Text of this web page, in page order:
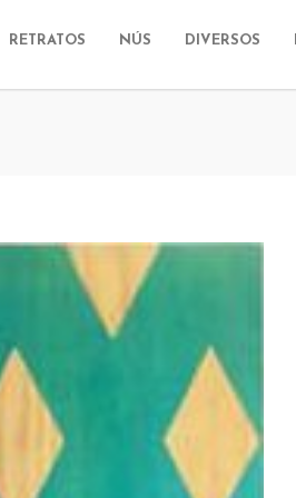
RETRATOS NÚS DIVERSOS